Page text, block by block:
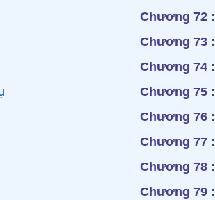
Chương 72 :
Chương 73 :
Chương 74 :
Chương 75 :
Chương 76 :
Chương 77 :
Chương 78 :
Chương 79 :